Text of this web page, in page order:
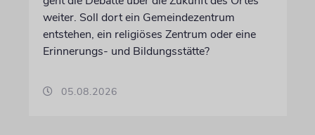
weiter. Soll dort ein Gemeindezentrum
entstehen, ein religiöses Zentrum oder eine
Erinnerungs- und Bildungsstätte?
05.08.2026